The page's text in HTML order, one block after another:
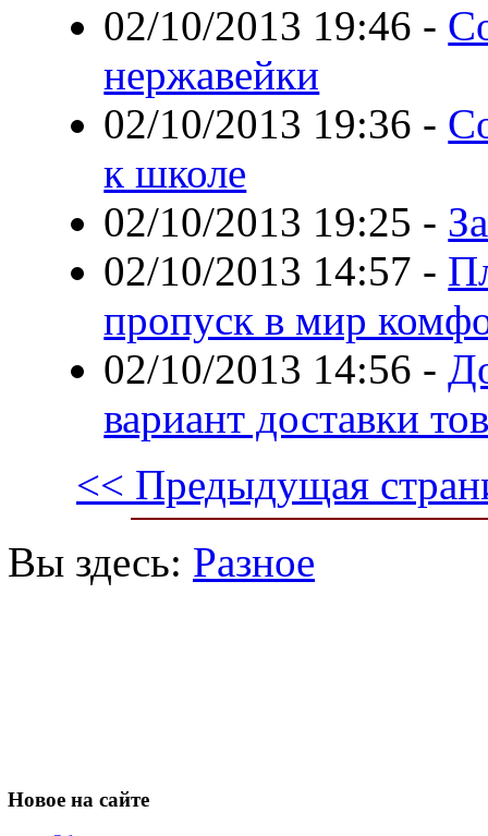
02/10/2013 19:46 -
нержавейки
02/10/2013 19:36 -
к школе
02/10/2013 19:25 -
02/10/2013 14:57 -
пропуск в мир
02/10/2013 14:56 -
вариант доставки
<< Предыдущая
Вы здесь: Разное
Новое на сайте